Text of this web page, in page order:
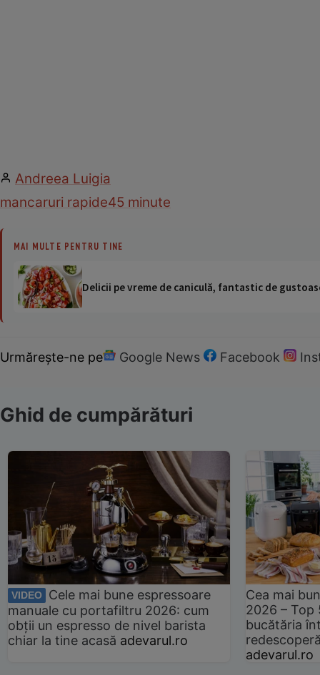
Andreea Luigia
mancaruri rapide45 minute
MAI MULTE PENTRU TINE
Delicii pe vreme de caniculă, fantastic de
Urmărește-ne pe Google News Facebook
Ghid de cumpărături
VIDEO
Cele mai bune espressoare
manuale cu portafiltru 2026: cum
obții un espresso de nivel barista
chiar la tine acasă adevarul.ro
Cea mai
2026 –
bucătăria
adevarul.ro